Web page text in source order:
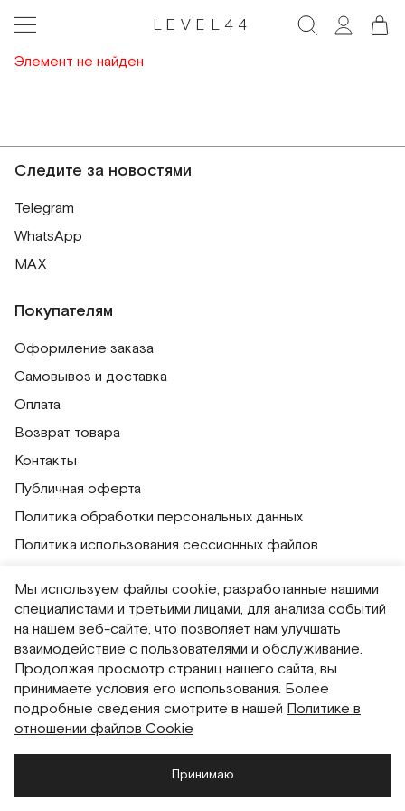
LEVEL44
Элемент не найден
Следите за новостями
Telegram
WhatsApp
MAX
Покупателям
Оформление заказа
Самовывоз и доставка
Оплата
Возврат товара
Контакты
Публичная оферта
Политика обработки персональных данных
Политика использования сессионных файлов
Согласие на обработку персональных данных
Система привилегий
Русский English
Мы используем файлы cookie, разработанные нашими
специалистами и третьими лицами, для анализа событий
на нашем веб-сайте, что позволяет нам улучшать
взаимодействие с пользователями и обслуживание.
Продолжая просмотр страниц нашего сайта, вы
принимаете условия его использования. Более
подробные сведения смотрите в нашей Политике в
отношении файлов Cookie
Принимаю